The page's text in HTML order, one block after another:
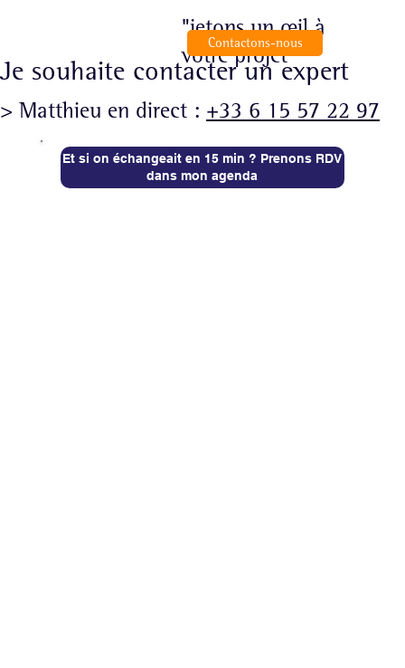
"jetons un œil à
votre projet"
Contactons-nous
Et si on échangeait en 15 min ? Prenons RDV
dans mon agenda
> Matthieu en direct : +33 6 15 57 22 97
Je souhaite contacter un expert